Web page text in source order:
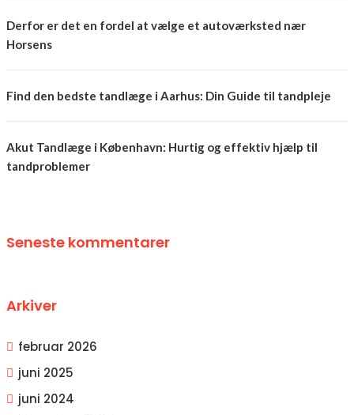
Derfor er det en fordel at vælge et autoværksted nær
Horsens
Find den bedste tandlæge i Aarhus: Din Guide til tandpleje
Akut Tandlæge i København: Hurtig og effektiv hjælp til
tandproblemer
Seneste kommentarer
Arkiver
februar 2026
juni 2025
juni 2024